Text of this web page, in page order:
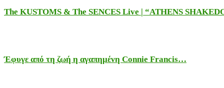
The KUSTOMS & The SENCES Live | “ATHENS
Έφυγε από τη ζωή η αγαπημένη Connie Francis…